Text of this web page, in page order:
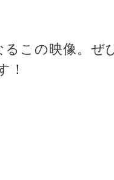
この映像。ぜ
！